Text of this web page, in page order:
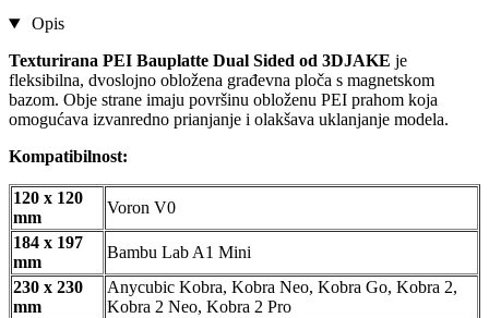
Opis
Texturirana PEI Bauplatte Dual Sided od 3DJAKE je
fleksibilna, dvoslojno obložena građevna ploča s magnetskom
bazom. Obje strane imaju površinu obloženu PEI prahom koja
omogućava izvanredno prianjanje i olakšava uklanjanje modela.
Kompatibilnost:
120 x 120
mm
Voron V0
184 x 197
mm
Bambu Lab A1 Mini
230 x 230
mm
Anycubic Kobra, Kobra Neo, Kobra Go, Kobra 2,
Kobra 2 Neo, Kobra 2 Pro